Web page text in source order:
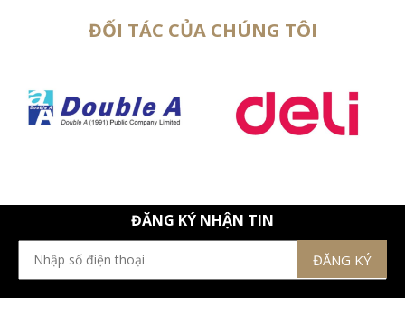
ĐỐI TÁC CỦA CHÚNG TÔI
ĐĂNG KÝ NHẬN TIN